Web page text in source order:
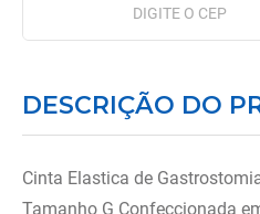
DESCRIÇÃO DO
Cinta Elastica de
Tamanho G Confeccionada